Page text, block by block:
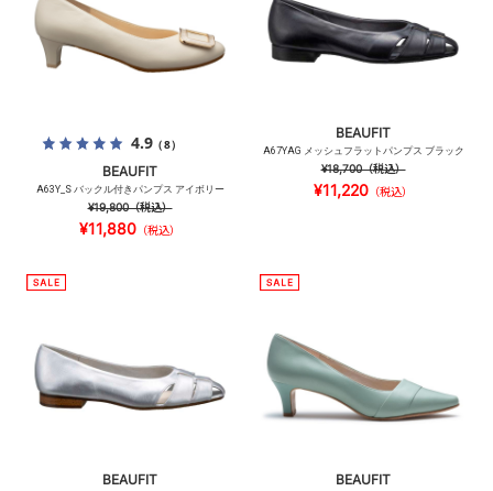
4.9（8）
BEAUFIT
A63Y_S バックル付きパンプス アイボリー
¥19,800（税込）
¥11,880 （税込）
BEAUFIT
A67YAG メッシュフラットパンプス ブラック
¥18,700（税込）
¥11,220 （税込）
BEAUFIT BEAUFIT